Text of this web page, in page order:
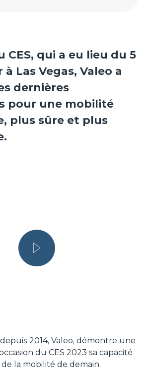
CES, qui a eu lieu du 5
Las Vegas, Valeo a
dernières
pour une mobilité
plus sûre et plus
2014, Valeo, démontre une
du CES 2023 sa capacité
la mobilité de demain.